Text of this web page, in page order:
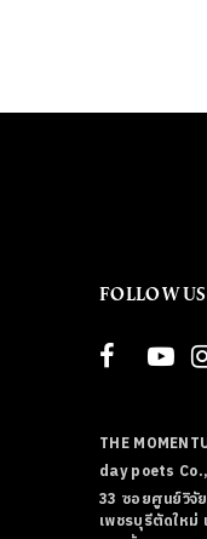
FOLLOW US
THE
day poets
33 ซอยศูนย์วิจั
เพชรบุรีตัดใหม่